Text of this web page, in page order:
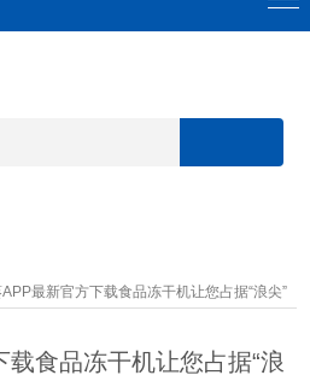
最新官方下载食品冻干机让您占据“浪尖”
食品冻干机让您占据“浪